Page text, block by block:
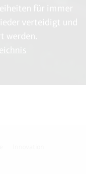
für immer
verteidigt und
werden.